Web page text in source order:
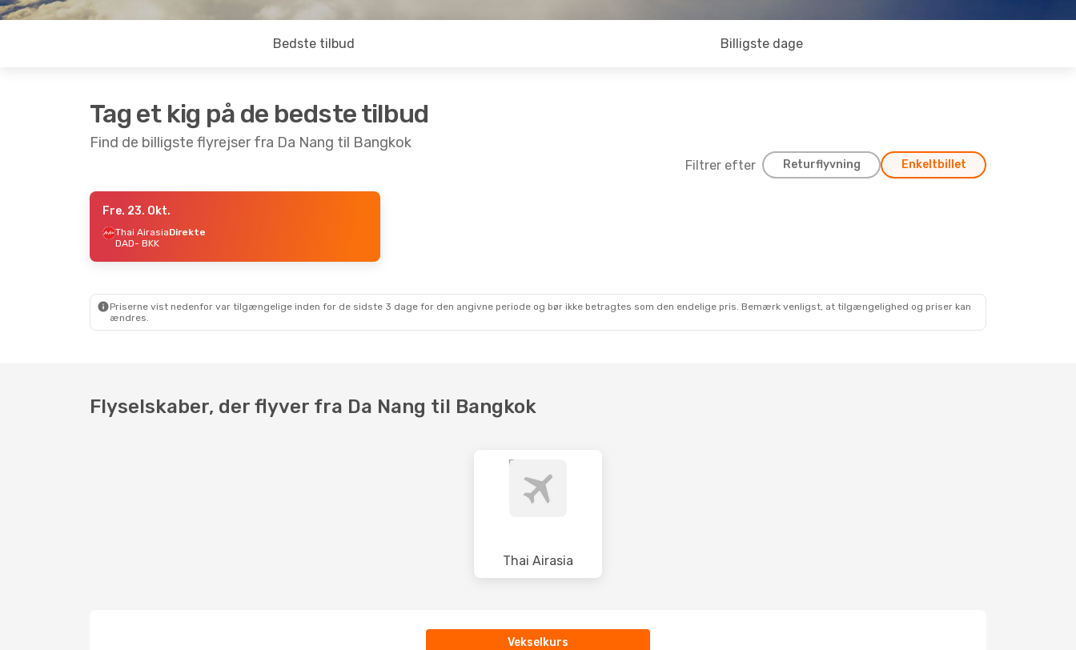
Bedste tilbud Billigste dage
Tag et kig på de bedste tilbud
Find de billigste flyrejser fra Da Nang til Bangkok
Filtrer efter Returflyvning Enkeltbillet
- Søn. 13. Sep.
Direkte
Fre. 23. Okt.
Thai AirasiaDirekte
DAD- BKK
Priserne vist nedenfor var tilgængelige inden for de sidste 3 dage for den angivne periode og bør ikke betragtes som den endelige pris. Bemærk venligst, at tilgængelighed og priser kan
ændres.
Flyselskaber, der flyver fra Da Nang til Bangkok
Thai Airasia
Vekselkurs